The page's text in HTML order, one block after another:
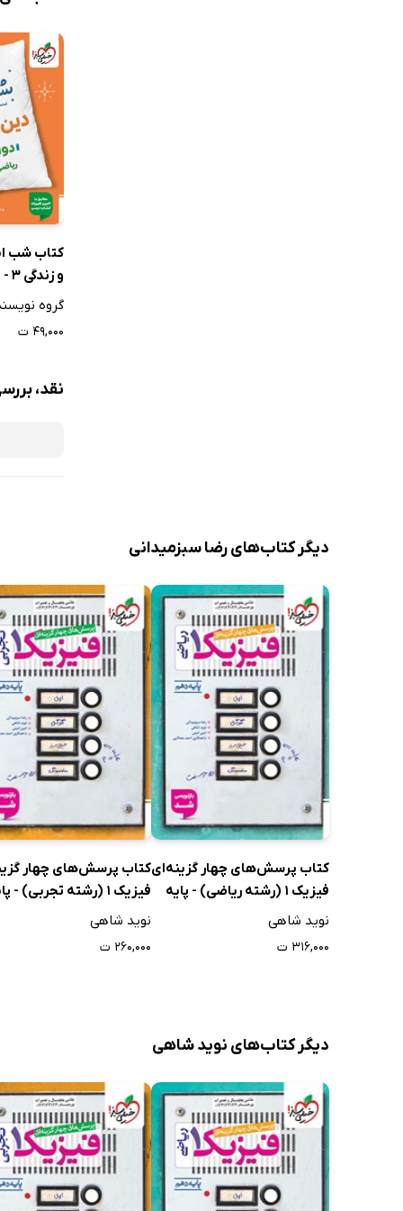
کتاب شب
و زندگی 3 - دوازدهم
گروه
۴۹,۰۰۰ ت
نقد، بررسی و
دیگر کتاب‌های رضا سبزمیدانی
کتاب پرسش‌های چهار گزینه‌ای
فیزیک 1 (رشته ریاضی) - پایه
دهم
نوید شاهی
۳۱۶,۰۰۰ ت
کتاب پرسش‌های چهار
فیزیک 1 (رشته تجربی) -
دهم
نوید شاهی
۲۶۰,۰۰۰ ت
دیگر کتاب‌های نوید شاهی